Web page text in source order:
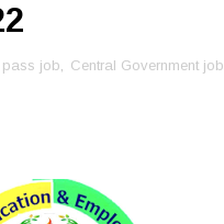
pass job, Central Government job